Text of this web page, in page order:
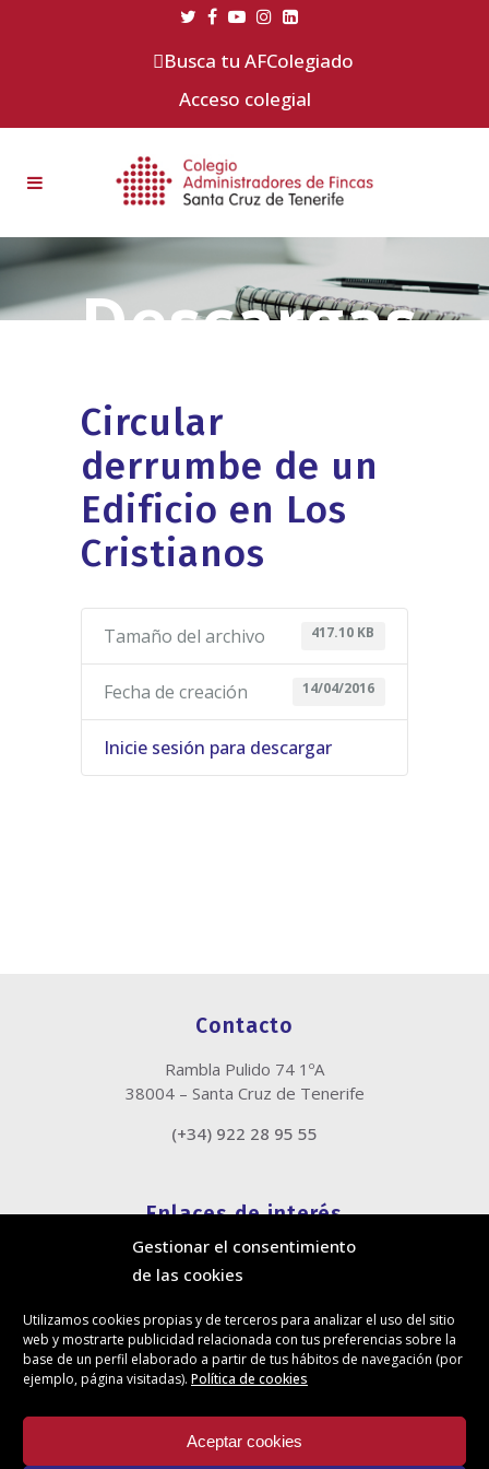
Gestionar el consentimiento
de las cookies
Utilizamos cookies propias y de terceros para analizar el uso del sitio
web y mostrarte publicidad relacionada con tus preferencias sobre la
base de un perfil elaborado a partir de tus hábitos de navegación (por
ejemplo, página visitadas). Política de cookies
Aceptar cookies
Busca tu AFColegiado
Acceso colegial
Circular
derrumbe de un
Edificio en Los
Cristianos
Tamaño del archivo 417.10 KB
Fecha de creación 14/04/2016
Inicie sesión para descargar
Contacto
Rambla Pulido 74 1ºA
38004 – Santa Cruz de Tenerife
(+34) 922 28 95 55
Enlaces de interés
Política de cookies
Política de privacidad
Canal de denuncias
Protección de privacidad en redes sociales
Síguenos